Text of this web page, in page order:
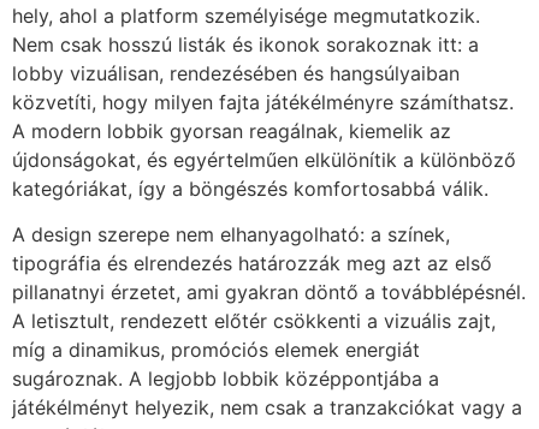
hely, ahol a platform személyisége megmutatkozik.
Nem csak hosszú listák és ikonok sorakoznak itt: a
lobby vizuálisan, rendezésében és hangsúlyaiban
közvetíti, hogy milyen fajta játékélményre számíthatsz.
A modern lobbik gyorsan reagálnak, kiemelik az
újdonságokat, és egyértelműen elkülönítik a különböző
kategóriákat, így a böngészés komfortosabbá válik.
A design szerepe nem elhanyagolható: a színek,
tipográfia és elrendezés határozzák meg azt az első
pillanatnyi érzetet, ami gyakran döntő a továbblépésnél.
A letisztult, rendezett előtér csökkenti a vizuális zajt,
míg a dinamikus, promóciós elemek energiát
sugároznak. A legjobb lobbik középpontjába a
játékélményt helyezik, nem csak a tranzakciókat vagy a